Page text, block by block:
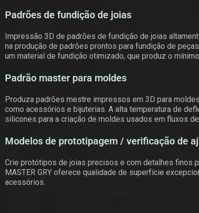
Padrões de fundição de joias
Impressão 3D de padrões de fundição de joias
na produção de padrões prontos para fundição de
um material de fundição otimizado, que produz o
Padrão master para moldes
Produza padrões mestre impressos em 3D para
como acessórios e bijuterias. A alta temperatura de
silicones para a criação de moldes usados em fluxos
Modelos de prototipagem / verificação de
Crie protótipos de joias precisos e com detalhes finos
MASTER GRY oferece qualidade de superfície
acessórios.